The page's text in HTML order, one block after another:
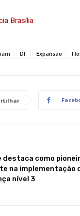
Brasília
DF Expansão
destaca como
na implementação
nível 3